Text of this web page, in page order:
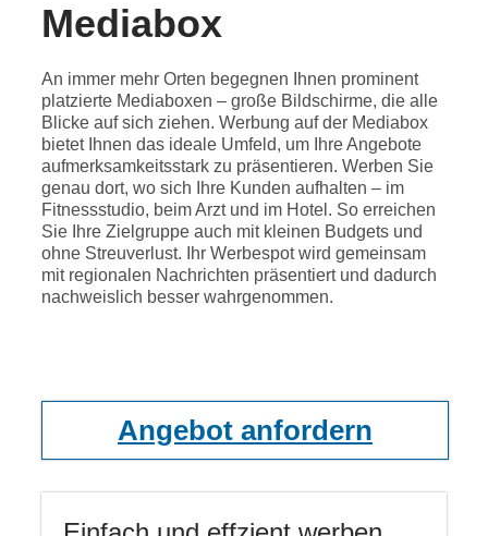
Mediabox
An immer mehr Orten begegnen Ihnen prominent
platzierte Mediaboxen – große Bildschirme, die alle
Blicke auf sich ziehen. Werbung auf der Mediabox
bietet Ihnen das ideale Umfeld, um Ihre Angebote
aufmerksamkeitsstark zu präsentieren. Werben Sie
genau dort, wo sich Ihre Kunden aufhalten – im
Fitnessstudio, beim Arzt und im Hotel. So erreichen
Sie Ihre Zielgruppe auch mit kleinen Budgets und
ohne Streuverlust. Ihr Werbespot wird gemeinsam
mit regionalen Nachrichten präsentiert und dadurch
nachweislich besser wahrgenommen.
Angebot anfordern